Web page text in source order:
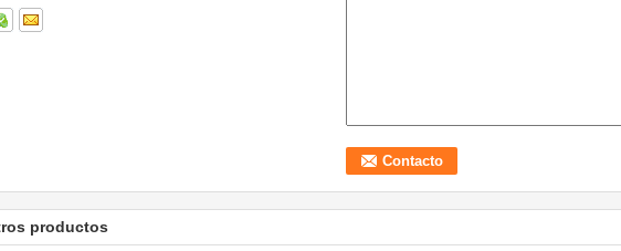
productos